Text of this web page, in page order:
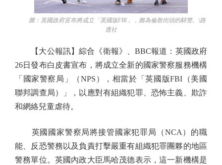
圖：英國政府宣布將成立「英國版FBI」，圖為倫敦街頭的騎警。\路
透社
【大公報訊】綜合《衛報》、BBC報道：英國政府
26日發布白皮書宣布，將成立全新的國家警察服務機構
「國家警察局」（NPS），相當於「英國版FBI（美國
聯邦調查局）」，以應對有組織犯罪、恐怖主義、欺詐
和網絡兒童虐待。
英國國家警察局將接管國家犯罪局（NCA）的職
能、反恐警務以及負責打擊嚴重有組織犯罪團夥的地區
警務單位。英國內政大臣馬哈茂德表示，這一新機構是